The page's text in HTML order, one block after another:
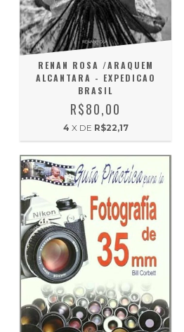
RENAN ROSA /ARAQUEM
ALCANTARA - EXPEDICAO
BRASIL
R$80,00
4 X DE R$22,17